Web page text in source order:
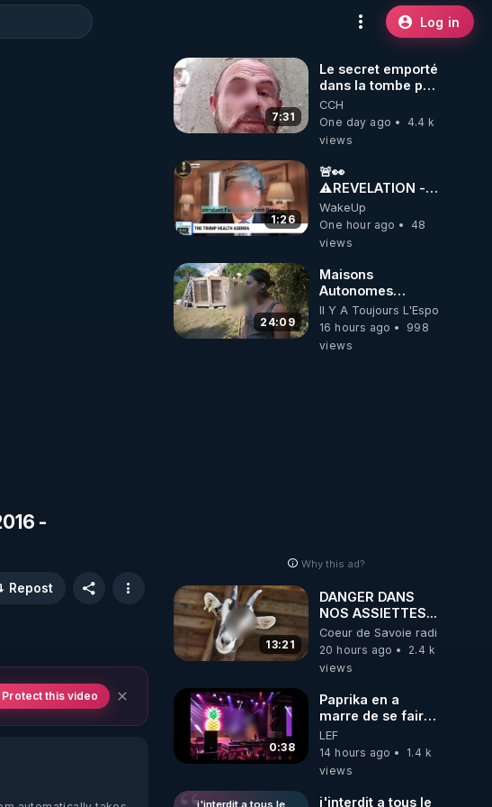
Log in
-
Repost
Protect this video
7:31
Le secret emporté
dans la tombe par
le Commandant
Cousteau le 25
juin 1997
CCH
One day ago
4.4 k
views
1:26
🚨👀
⚠️REVELATION -
THE LINK
BETWEEN THE
COVID VACCINE
LIEN VACCIN
COVID ET
WakeUp
One hour ago
48
views
24:09
Maisons
Autonomes
Démontables (et
c'est légal). Visite
éco village en
Il Y A Toujours L'Espoir
16 hours ago
998
views
Why this ad?
13:21
DANGER DANS
NOS ASSIETTES...
Coeur de Savoie radioweb TV
20 hours ago
2.4 k
views
0:38
Paprika en a
marre de se faire
interdire de
spectacle. Elle
décide donc de
LEF
14 hours ago
1.4 k
views
j'interdit a tous le
j'interdit a tous le